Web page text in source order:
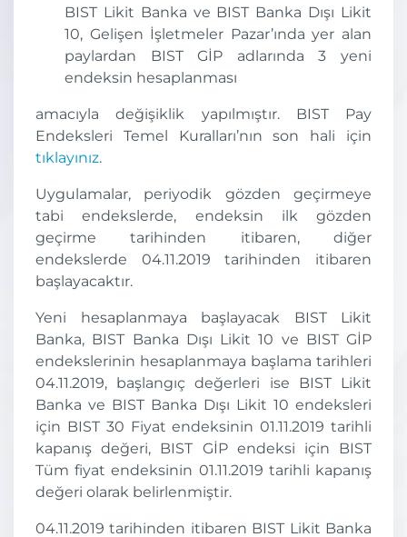
BIST Likit Banka ve BIST Banka Dışı Likit
10, Gelişen İşletmeler Pazar’ında yer alan
paylardan BIST GİP adlarında 3 yeni
endeksin hesaplanması
amacıyla değişiklik yapılmıştır. BIST Pay
Endeksleri Temel Kuralları’nın son hali için
tıklayınız.
Uygulamalar, periyodik gözden geçirmeye
tabi endekslerde, endeksin ilk gözden
geçirme tarihinden itibaren, diğer
endekslerde 04.11.2019 tarihinden itibaren
başlayacaktır.
Yeni hesaplanmaya başlayacak BIST Likit
Banka, BIST Banka Dışı Likit 10 ve BIST GİP
endekslerinin hesaplanmaya başlama tarihleri
04.11.2019, başlangıç değerleri ise BIST Likit
Banka ve BIST Banka Dışı Likit 10 endeksleri
için BIST 30 Fiyat endeksinin 01.11.2019 tarihli
kapanış değeri, BIST GİP endeksi için BIST
Tüm fiyat endeksinin 01.11.2019 tarihli kapanış
değeri olarak belirlenmiştir.
04.11.2019 tarihinden itibaren BIST Likit Banka